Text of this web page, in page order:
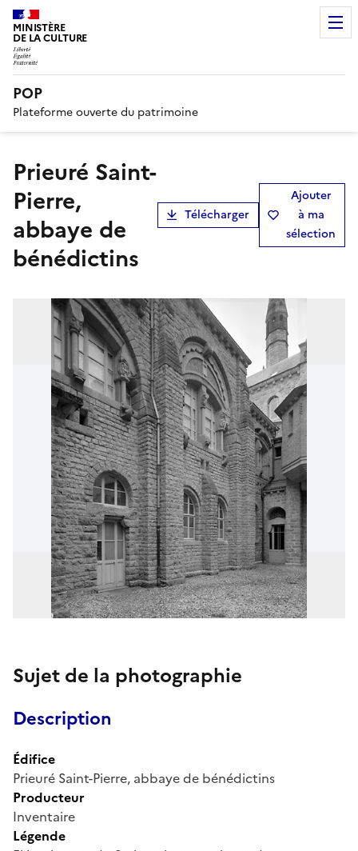
MINISTÈRE
DE LA CULTURE
POP
Plateforme ouverte du patrimoine
Prieuré Saint-
Pierre,
abbaye de
bénédictins
Télécharger
Ajouter
à ma
sélection
Sujet de la photographie
Description
Édifice
Prieuré Saint-Pierre, abbaye de bénédictins
Producteur
Inventaire
Légende